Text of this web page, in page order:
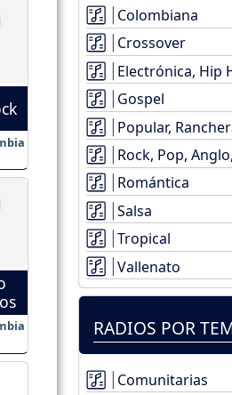
Colombiana
Crossover
Electrónica, Hip
Gospel
Popular,
Rock, Pop,
Romántica
Salsa
Tropical
Vallenato
RADIOS POR
Comunitarias